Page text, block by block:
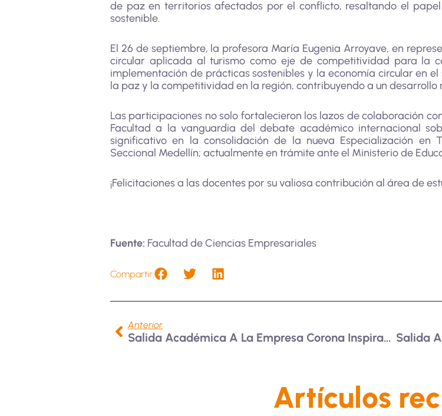
de paz en territorios afectados por el conflicto, resaltando el
sostenible.
El 26 de septiembre, la profesora María Eugenia Arroyave, en
circular aplicada al turismo como eje de competitividad para la
implementación de prácticas sostenibles y la economía circular en
la paz y la competitividad en la región, contribuyendo a un desarrollo
Las participaciones no solo fortalecieron los lazos de colaboración
Facultad a la vanguardia del debate académico internacional
significativo en la consolidación de la nueva Especialización en
Seccional Medellín; actualmente en trámite ante el Ministerio de
¡Felicitaciones a las docentes por su valiosa contribución al área de
Fuente: Facultad de Ciencias Empresariales
Compartir:
Anterior
Salida Académica A La Empresa Corona Inspirando El Futuro Profesional De Nuestros Estudiantes
Artículos